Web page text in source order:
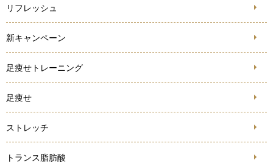
リフレッシュ
新キャンペーン
足痩せトレーニング
足痩せ
ストレッチ
トランス脂肪酸